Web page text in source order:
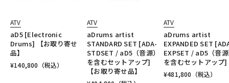
ATV
aD5 [Electronic
Drums] 【お取り寄せ
品】
¥140,800 （税込）
ATV
aDrums artist
STANDARD SET [ADA-
STDSET / aD5（音源）
を含むセットアップ]
【お取り寄せ品】
ATV
aDrums artist
EXPANDED SET
EXPSET / aD5（音
を含むセットアップ]
¥481,800 （税込）